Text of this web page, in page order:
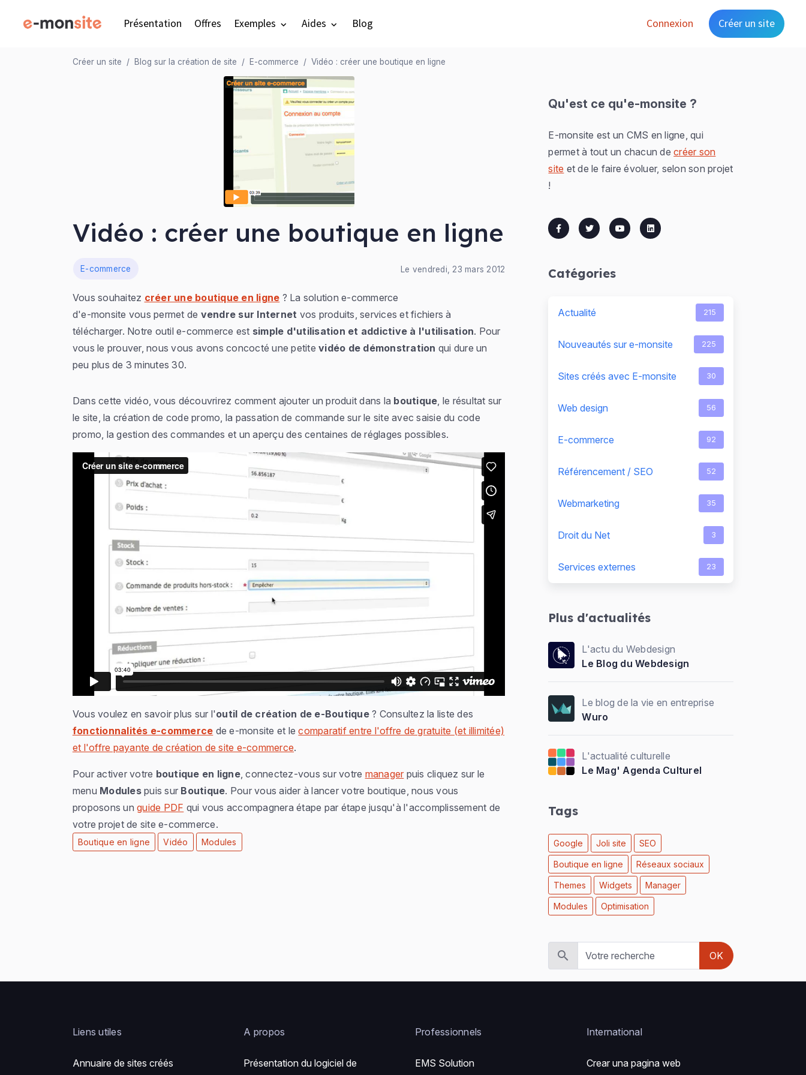
Présentation Offres Exemples Aides Blog Connexion Créer un site
Créer un site Blog sur la création de site E-commerce Vidéo : créer une boutique en ligne
Vidéo : créer une boutique en ligne
Le vendredi, 23 mars 2012
E-commerce
Vous souhaitez créer une boutique en ligne ? La solution e-commerce
d'e-monsite vous permet de vendre sur Internet vos produits, services et fichiers à
télécharger. Notre outil e-commerce est simple d'utilisation et addictive à l'utilisation. Pour
vous le prouver, nous vous avons concocté une petitevidéo de démonstration qui dure un
peu plus de 3 minutes 30.
Dans cette vidéo, vous découvrirez comment ajouter un produit dans la boutique, le résultat sur
le site, la création de code promo, la passation de commande sur le site avec saisie du code
promo, la gestion des commandes et un aperçu des centaines de réglages possibles.
Vous voulez en savoir plus sur l'outil de création de e-Boutique? Consultez la liste des
fonctionnalités e-commerce de e-monsite et lecomparatif entre l'offre de gratuite (et illimitée)
et l'offre payante de création de site e-commerce.
Pour activer votre boutique en ligne, connectez-vous sur votre manager puis cliquez sur le
menu Modulespuis sur Boutique. Pour vous aider à lancer votre boutique, nous vous
proposons unguide PDF qui vous accompagnera étape par étape jusqu'à l'accomplissement de
votre projet de site e-commerce.
Boutique en ligne Vidéo Modules
Qu'est ce qu'e-monsite ?
E-monsite est un CMS en ligne, qui
permet à tout un chacun decréer son
site et de le faire évoluer, selon son projet
!
Catégories
Actualité 215
Nouveautés sur e-monsite 225
Sites créés avec E-monsite 30
Web design 56
E-commerce 92
Référencement / SEO 52
Webmarketing 35
Droit du Net 3
Services externes 23
Plus d'actualités
L'actu du Webdesign
Le Blog du Webdesign
Le blog de la vie en entreprise
Wuro
L'actualité culturelle
Le Mag' Agenda Culturel
Tags
Google Joli site SEO
Boutique en ligne Réseaux sociaux
Themes Widgets Manager
Modules Optimisation
OK
Liens utiles
Annuaire de sites créés
A propos
Présentation du logiciel de
Professionnels
EMS Solution
International
Crear una pagina web